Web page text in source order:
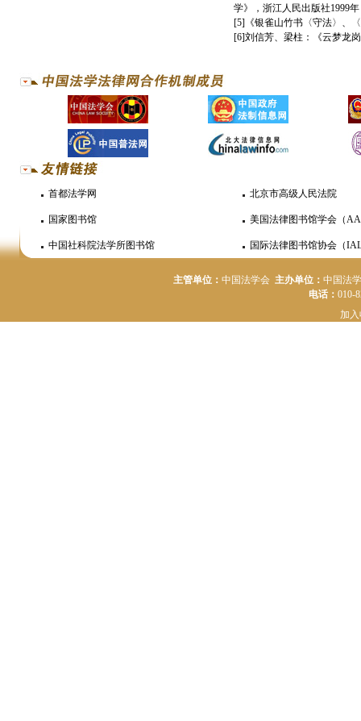
学》，浙江人民出版社1999
[5]《银雀山竹书〈守法〉、
[6]刘信芳、梁柱：《云梦龙
首都法学网 北京市高级人民法院
国家图书馆 美国法律图书馆学会（
中国社科院法学所图书馆 国际法律图书馆协会（
主管单位： 中国法学会 主办单位： 中国法
电话： 010-
加